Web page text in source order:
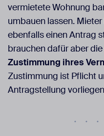
vermietete Wohnung
umbauen lassen.
ebenfalls einen Antrag
brauchen dafür aber die
Zustimmung ihres
Zustimmung ist Pflicht
Antragstellung